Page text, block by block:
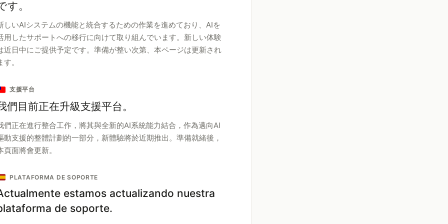
す。
しいAIシステムの機能と統合するための作業を進めており、AIを
用したサポートへの移行に向けて取り組んでいます。新しい体験
近日中にご提供予定です。準備が整い次第、本ページは更新され
す。
支援平台
們目前正在升級支援平台。
們正在進行整合工作，將其與全新的AI系統能力結合，作為邁向AI
動支援的整體計劃的一部分，新體驗將於近期推出。準備就緒後，
頁面將會更新。
PLATAFORMA DE SOPORTE
estamos actualizando nuestra
de soporte.